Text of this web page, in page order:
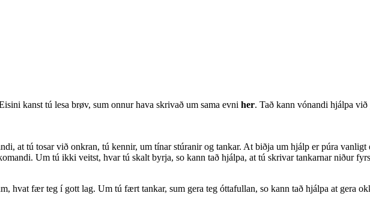
kanst tú lesa brøv, sum onnur hava skrivað um sama evni her. Tað kann vónandi hjálpa
at tú tosar við onkran, tú kennir, um tínar stúranir og tankar. At biðja um hjálp er púra
Um tú ikki veitst, hvar tú skalt byrja, so kann tað hjálpa, at tú skrivar tankarnar niður
hvat fær teg í gott lag. Um tú fært tankar, sum gera teg óttafullan, so kann tað hjálpa at gera